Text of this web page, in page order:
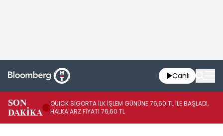
Canlı
SON
DAKİKA
QUICK SİGORTA İLK İŞLEM GÜNÜNE 76,60 TL İLE BAŞLADI,
HALKA ARZ FİYATI 76,60 TL